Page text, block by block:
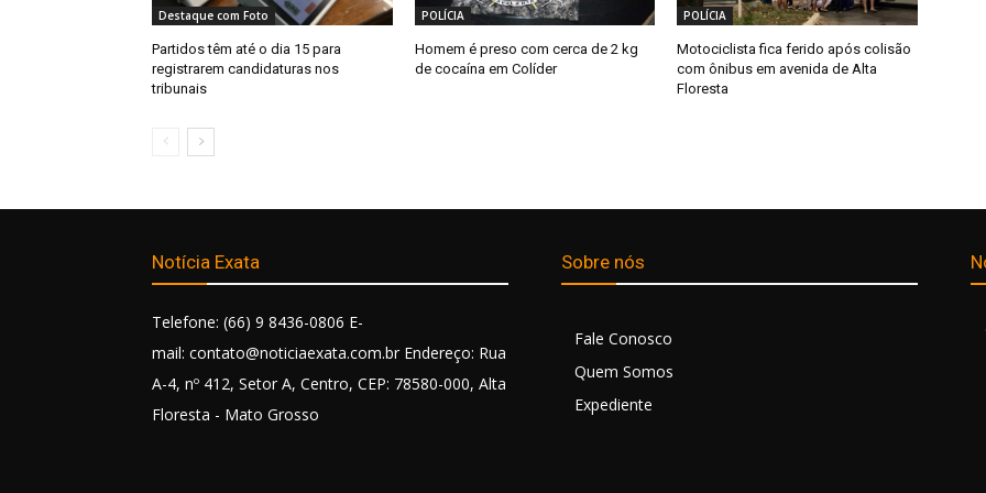
Destaque com Foto
Partidos têm até o dia 15 para
registrarem candidaturas nos
tribunais
POLÍCIA
Homem é preso com cerca de 2 kg
de cocaína em Colíder
POLÍCIA
Motociclista fica ferido após colisão
com ônibus em avenida de Alta
Floresta
Notícia Exata
Telefone: (66) 9 8436-0806 E-
mail: contato@noticiaexata.com.br Endereço: Rua
A-4, nº 412, Setor A, Centro, CEP: 78580-000, Alta
Floresta - Mato Grosso
Sobre nós
Fale Conosco
Quem Somos
Expediente